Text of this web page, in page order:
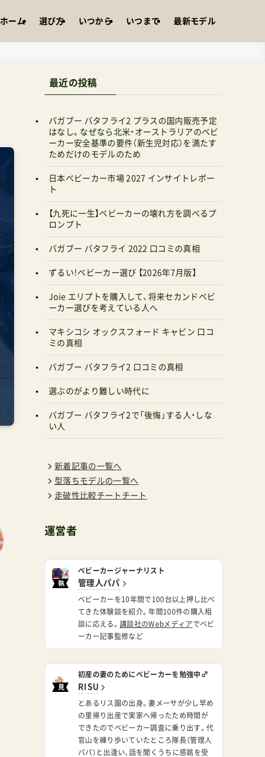
ホーム 選び方 いつから いつまで 最新モデル
最近の投稿
バガブー バタフライ2 プラスの国内販売予定
はなし。なぜなら北米・オーストラリアのベビ
ーカー安全基準の要件（新生児対応）を満たす
ためだけのモデルのため
日本ベビーカー市場 2027 インサイトレポー
ト
【九死に一生】ベビーカーの壊れ方を調べるプ
ロンプト
バガブー バタフライ 2022 口コミの真相
ずるい！ベビーカー選び 【2026年7月版】
Joie エリプトを購入して、将来セカンドベビ
ーカー選びを考えている人へ
マキシコシ オックスフォード キャビン 口コ
ミの真相
バガブー バタフライ2 口コミの真相
選ぶのがより難しい時代に
バガブー バタフライ2で「後悔」する人・しな
い人
新着記事の一覧へ
型落ちモデルの一覧へ
走破性比較チートチート
運営者
執
ベビーカージャーナリスト
管理人パパ
ベビーカーを10年間で100台以上押し比べ
てきた体験談を紹介。年間100件の購入相
談に応える。講談社のWebメディア でベビ
ーカー記事監修など
見
初産の妻のためにベビーカーを勉強中♂
RISU
とあるリス園の出身。妻メーサが少し早め
の里帰り出産で実家へ帰ったため時間が
できたのでベビーカー調査に乗り出す。代
官山を練り歩いていたところ隊長（管理人
パパ）と出逢い、話を聞くうちに感銘を受